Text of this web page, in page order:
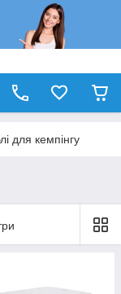
для кемпінгу